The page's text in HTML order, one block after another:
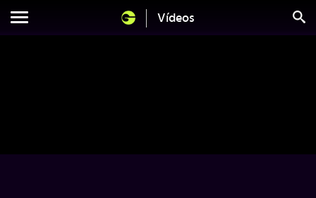
Vídeos